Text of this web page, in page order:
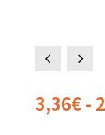
4 5
3,36€-